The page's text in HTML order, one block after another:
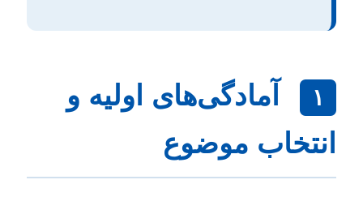
۱
آمادگی‌های اولیه و
انتخاب موضوع